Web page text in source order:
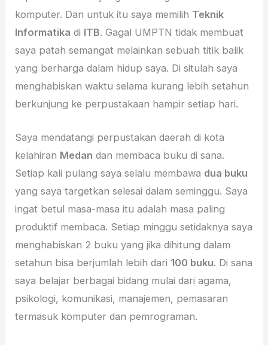
komputer. Dan untuk itu saya memilih Teknik
Informatika di ITB. Gagal UMPTN tidak membuat
saya patah semangat melainkan sebuah titik balik
yang berharga dalam hidup saya. Di situlah saya
menghabiskan waktu selama kurang lebih setahun
berkunjung ke perpustakaan hampir setiap hari.
Saya mendatangi perpustakan daerah di kota
kelahiran Medan dan membaca buku di sana.
Setiap kali pulang saya selalu membawa dua buku
yang saya targetkan selesai dalam seminggu. Saya
ingat betul masa-masa itu adalah masa paling
produktif membaca. Setiap minggu setidaknya saya
menghabiskan 2 buku yang jika dihitung dalam
setahun bisa berjumlah lebih dari 100 buku. Di sana
saya belajar berbagai bidang mulai dari agama,
psikologi, komunikasi, manajemen, pemasaran
termasuk komputer dan pemrograman.